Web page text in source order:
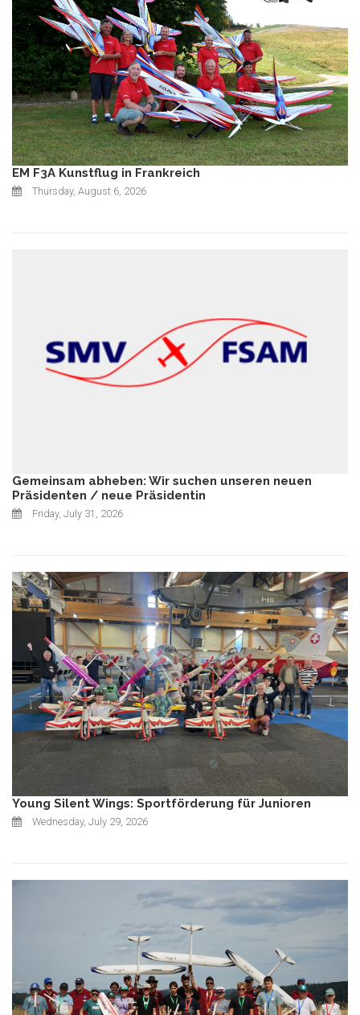
EM F3A Kunstflug in Frankreich
Thursday, August 6, 2026
Gemeinsam abheben: Wir suchen unseren neuen
Präsidenten / neue Präsidentin
Friday, July 31, 2026
Young Silent Wings: Sportförderung für Junioren
Wednesday, July 29, 2026